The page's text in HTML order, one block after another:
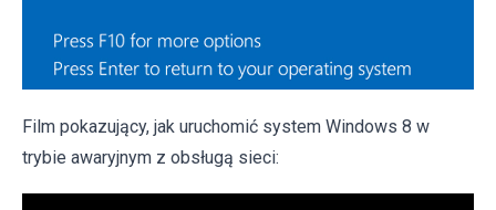
Film pokazujący, jak uruchomić system Windows 8 w
trybie awaryjnym z obsługą sieci: